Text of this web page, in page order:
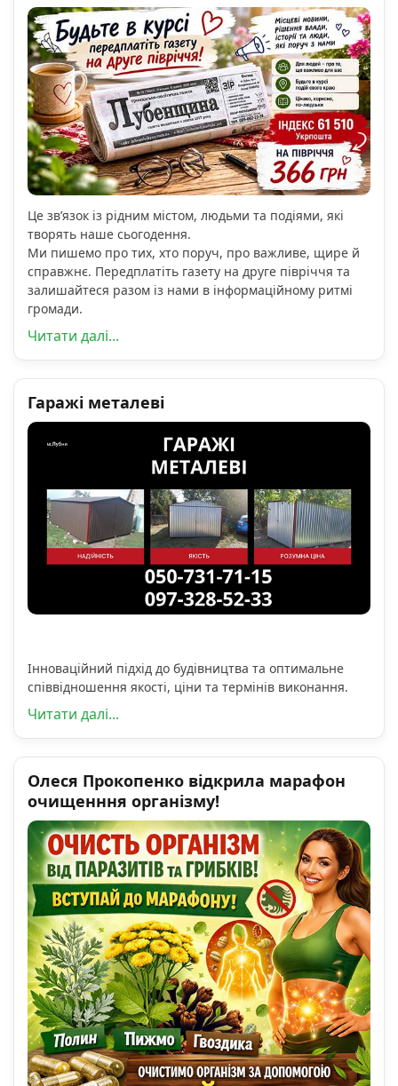
Це зв’язок із рідним містом, людьми та подіями, які
творять наше сьогодення.
Ми пишемо про тих, хто поруч, про важливе, щире й
справжнє. Передплатіть газету на друге півріччя та
залишайтеся разом із нами в інформаційному ритмі
громади.
Читати далі...
Гаражі металеві
Інноваційний підхід до будівництва та оптимальне
співвідношення якості, ціни та термінів виконання.
Читати далі...
Олеся Прокопенко відкрила марафон
очищенння організму!